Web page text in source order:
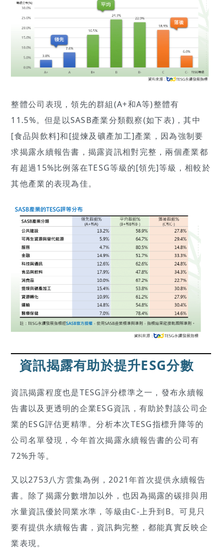
整體公司表現，領先的群組(A+和A等)整體有
11.5%。但是以SASB產業分類觀察(如下表)，其中
[食品與飲料]和[提煉及礦產加工]產業，因為強制要
求揭露永續報告書，揭露資訊相對完整，兩個產業都
有超過15%比例落在TESG等級的[領先]等級，相較於
其他產業的表現為佳。
資訊揭露有助於提升ESG分數
資訊揭露程度也是TESG評分標準之一，發布永續報
告書以及更透明的企業ESG資訊，有助於對該公司企
業的ESG評估更精準。分析本次TESG指標升降等的
公司名單發現，今年首次揭露永續報告書的公司有
72%升等。
又以2753八方雲集為例，2021年首次提供永續報告
書。除了揭露分數增加以外，也因為揭露的碳排與用
水量資訊優於同業水準，等級由C-上升到B。可見只
要有提供永續報告書，資訊夠完整，都能真實反映企
業表現。